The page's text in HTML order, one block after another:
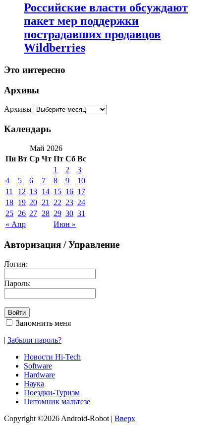
Российские власти обсуждают
пакет мер поддержки
пострадавших продавцов
Wildberries
Это интересно
Архивы
Архивы
Календарь
Май 2026
Пн Вт Ср Чт Пт Сб Вс
« Апр Июн »
1 2
3
4
5 6 7 8 9
10
11
12 13 14 15 16 17
18 19 20 21 22 23 24
25 26 27 28 29 30 31
Авторизация / Управление
Логин:
Пароль:
Запомнить меня
| Забыли пароль?
Новости Hi-Tech
Software
Hardware
Наука
Поездки-Туризм
Питомник мальтезе
Copyright ©2026 Android-Robot | Вверх